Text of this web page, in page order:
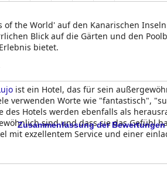
the World' auf den Kanarischen
Blick auf die Gärten und den
bietet.
ist ein Hotel, das für sein
verwenden Worte wie "fantastisch",
Hotels werden ebenfalls als
sind und dass sie das Gefühl
mit exzellentem Service und einer
Zusammenfassung der